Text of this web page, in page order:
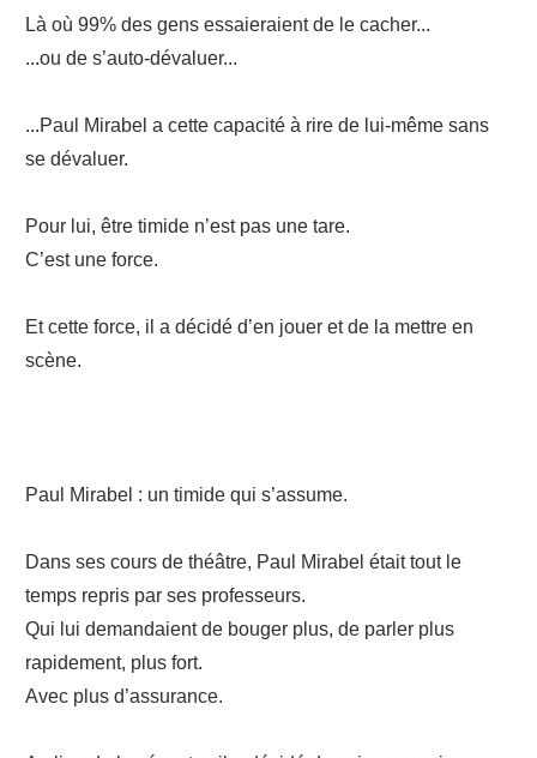
Là où 99% des gens essaieraient de le cacher...
...ou de s’auto-dévaluer...
...Paul Mirabel a cette capacité à rire de lui-même sans
se dévaluer.
Pour lui, être timide n’est pas une tare.
C’est une force.
Et cette force, il a décidé d’en jouer et de la mettre en
scène.
Paul Mirabel : un timide qui s’assume.
Dans ses cours de théâtre, Paul Mirabel était tout le
temps repris par ses professeurs.
Qui lui demandaient de bouger plus, de parler plus
rapidement, plus fort.
Avec plus d’assurance.